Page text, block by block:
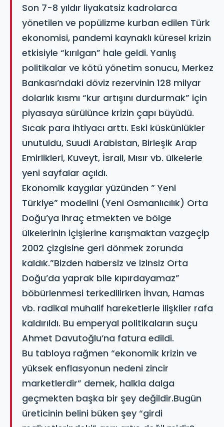
Son 7-8 yıldır liyakatsiz kadrolarca
yönetilen ve popülizme kurban edilen Türk
ekonomisi, pandemi kaynaklı küresel krizin
etkisiyle “kırılgan” hale geldi. Yanlış
politikalar ve kötü yönetim sonucu, Merkez
Bankası’ndaki döviz rezervinin 128 milyar
dolarlık kısmı “kur artışını durdurmak” için
piyasaya sürülünce krizin çapı büyüdü.
Sıcak para ihtiyacı arttı. Eski küskünlükler
unutuldu, Suudi Arabistan, Birleşik Arap
Emirlikleri, Kuveyt, İsrail, Mısır vb. ülkelerle
yeni sayfalar açıldı.
Ekonomik kaygılar yüzünden ” Yeni
Türkiye” modelini (Yeni Osmanlıcılık) Orta
Doğu’ya ihraç etmekten ve bölge
ülkelerinin içişlerine karışmaktan vazgeçip
2002 çizgisine geri dönmek zorunda
kaldık.”Bizden habersiz ve izinsiz Orta
Doğu’da yaprak bile kıpırdayamaz”
böbürlenmesi terkedilirken İhvan, Hamas
vb. radikal muhalif hareketlerle ilişkiler rafa
kaldırıldı. Bu emperyal politikaların suçu
Ahmet Davutoğlu’na fatura edildi.
Bu tabloya rağmen “ekonomik krizin ve
yüksek enflasyonun nedeni zincir
marketlerdir” demek, halkla dalga
geçmekten başka bir şey değildir.Bugün
üreticinin belini büken şey “girdi